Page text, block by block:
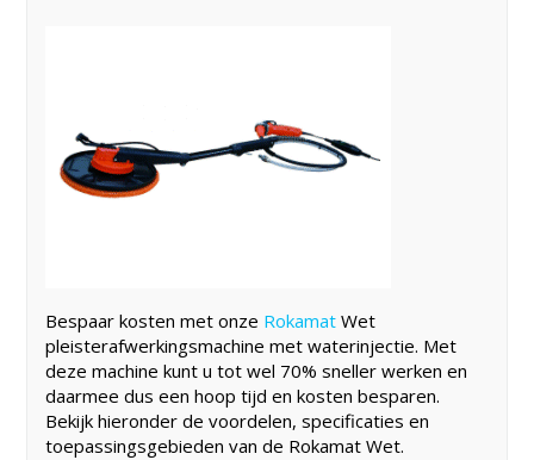
Bespaar kosten met onze Rokamat Wet
pleisterafwerkingsmachine met waterinjectie. Met
deze machine kunt u tot wel 70% sneller werken en
daarmee dus een hoop tijd en kosten besparen.
Bekijk hieronder de voordelen, specificaties en
toepassingsgebieden van de Rokamat Wet.